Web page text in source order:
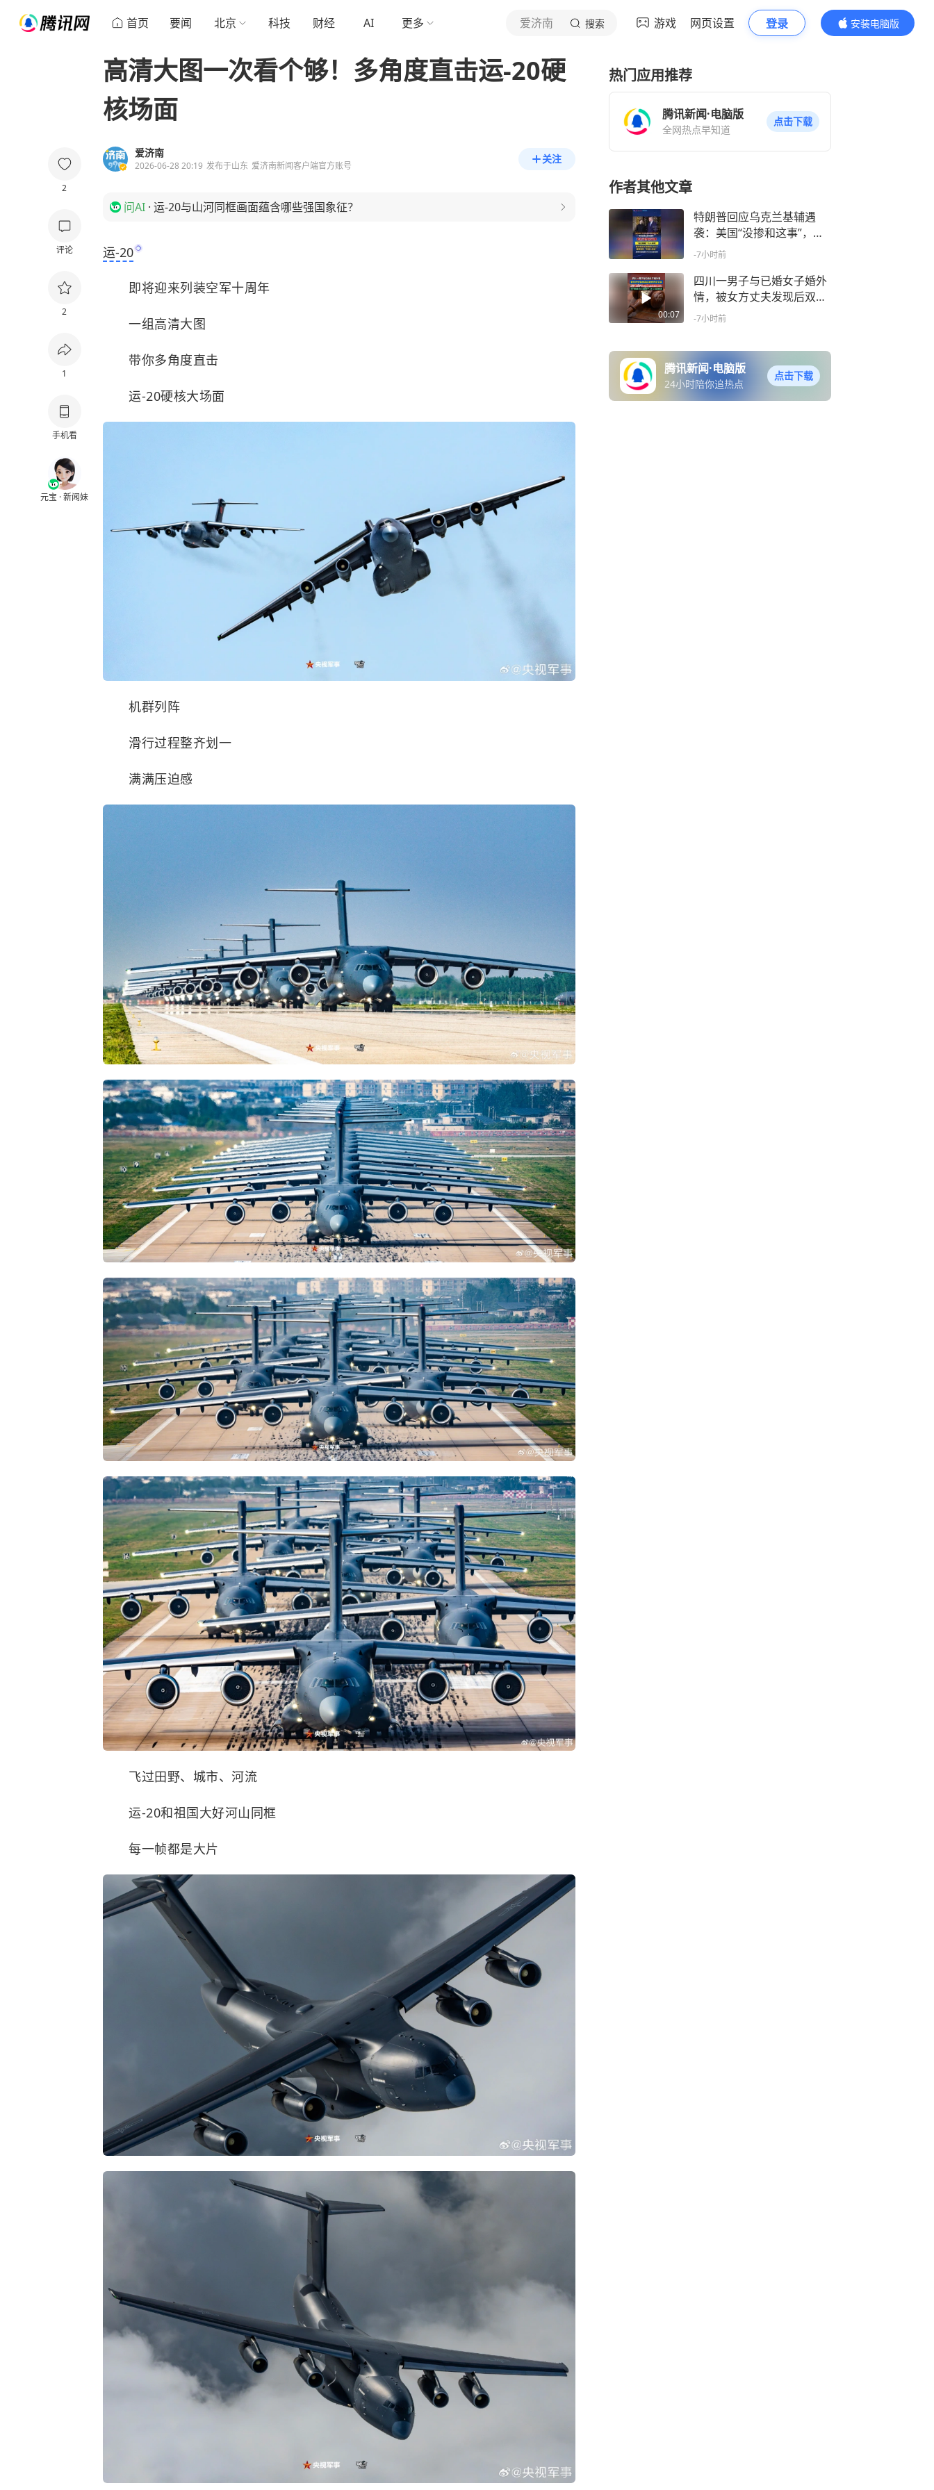
首页 要闻 北京 科技 财经 AI 更多 爱济南 搜索 游戏 网页设置 登录
安装电脑版
内容更精彩
2
评论
2
1
手机看
元宝 · 新闻妹
高清大图一次看个够！多角度直击运-20硬
核场面
爱济南
2026-06-28 20:19 发布于山东 爱济南新闻客户端官方账号
关注
问AI · 运-20与山河同框画面蕴含哪些强国象征？
运-20
即将迎来列装空军十周年
一组高清大图
带你多角度直击
运-20硬核大场面
机群列阵
滑行过程整齐划一
满满压迫感
飞过田野、城市、河流
运-20和祖国大好河山同框
每一帧都是大片
热门应用推荐
腾讯新闻·电脑版
全网热点早知道
点击下载
作者其他文章
特朗普回应乌克兰基辅遇
袭：美国“没掺和这事”，我
们隔着一片大洋；讨厌看到
拜登向基辅提供了3000亿美
元弹药
-7小时前
00:07
四川一男子与已婚女子婚外
情，被女方丈夫发现后双方
约定见面，男子酒后开车怒
年
-7小时前
腾讯新闻·电脑版
24小时陪你追热点
点击下载